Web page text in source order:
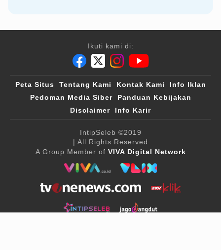
Ikuti kami di:
Peta Situs Tentang Kami Kontak Kami
Info Iklan
Pedoman Media Siber
Panduan Kebijakan
Disclaimer
Info Karir
IntipSeleb ©2019
| All Rights Reserved
A Group Member of VIVA Digital Network